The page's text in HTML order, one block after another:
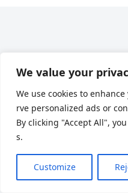
We value your
We use cookies to
rve personalized ads or
By clicking "Accept All",
s.
Customize